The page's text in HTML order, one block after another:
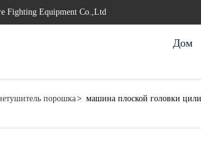
Fighting Equipment Co.,Ltd
Дом
порошка> машина плоской головки